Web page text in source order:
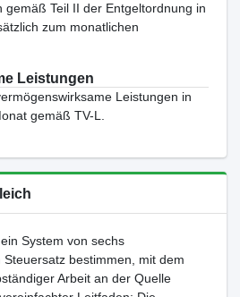
gemäß Teil II der Entgeltordnung in
zum monatlichen
Leistungen
Leistungen in
gemäß TV-L.
System von sechs
bestimmen, mit dem
Arbeit an der Quelle